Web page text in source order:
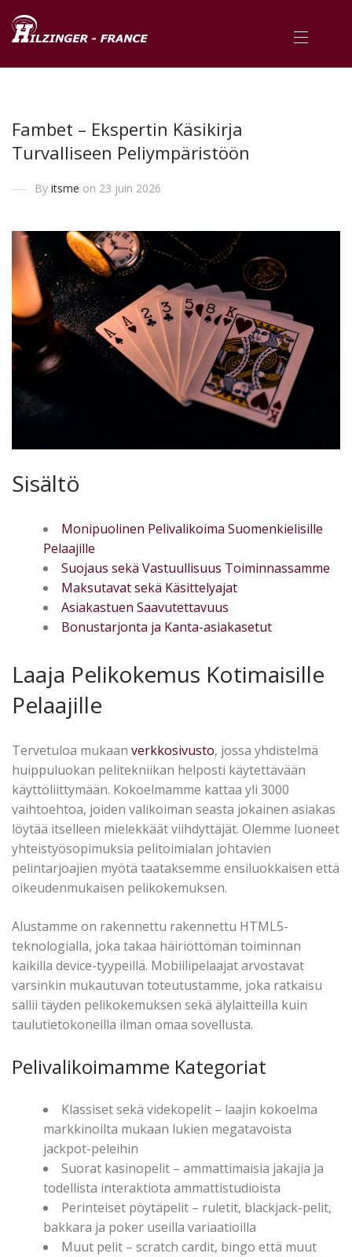
Fambet – Ekspertin Käsikirja
Turvalliseen Peliympäristöön
By itsme on 23 juin 2026
Sisältö
Monipuolinen Pelivalikoima Suomenkielisille
Pelaajille
Suojaus sekä Vastuullisuus Toiminnassamme
Maksutavat sekä Käsittelyajat
Asiakastuen Saavutettavuus
Bonustarjonta ja Kanta-asiakasetut
Laaja Pelikokemus Kotimaisille
Pelaajille
Tervetuloa mukaan verkkosivusto, jossa yhdistelmä
huippuluokan pelitekniikan helposti käytettävään
käyttöliittymään. Kokoelmamme kattaa yli 3000
vaihtoehtoa, joiden valikoiman seasta jokainen asiakas
löytää itselleen mielekkäät viihdyttäjät. Olemme luoneet
yhteistyösopimuksia pelitoimialan johtavien
pelintarjoajien myötä taataksemme ensiluokkaisen että
oikeudenmukaisen pelikokemuksen.
Alustamme on rakennettu rakennettu HTML5-
teknologialla, joka takaa häiriöttömän toiminnan
kaikilla device-tyypeillä. Mobiilipelaajat arvostavat
varsinkin mukautuvan toteutustamme, joka ratkaisu
sallii täyden pelikokemuksen sekä älylaitteilla kuin
taulutietokoneilla ilman omaa sovellusta.
Pelivalikoimamme Kategoriat
Klassiset sekä videkopelit – laajin kokoelma
markkinoilta mukaan lukien megatavoista
jackpot-peleihin
Suorat kasinopelit – ammattimaisia jakajia ja
todellista interaktiota ammattistudioista
Perinteiset pöytäpelit – ruletit, blackjack-pelit,
bakkara ja poker useilla variaatioilla
Muut pelit – scratch cardit, bingo että muut